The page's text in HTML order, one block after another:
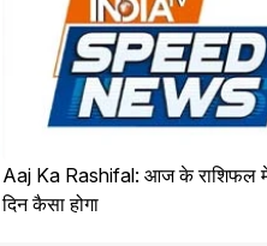
Aaj Ka Rashifal: आज के राशिफल
दिन कैसा होगा